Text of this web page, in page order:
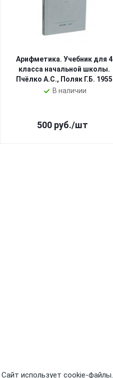
Арифметика. Учебник для 4
класса начальной школы.
Пчёлко А.С., Поляк Г.Б. 1955
В наличии
500 руб./шт
Сайт использует cookie-